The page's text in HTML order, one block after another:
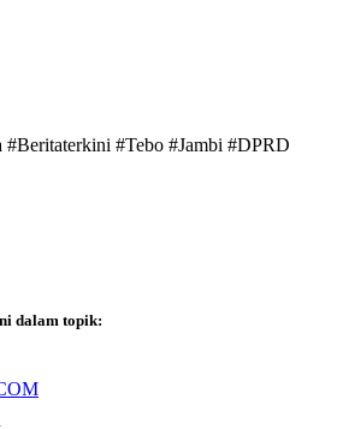
#Beritaterkini #Tebo #Jambi #DPRD
dalam topik: